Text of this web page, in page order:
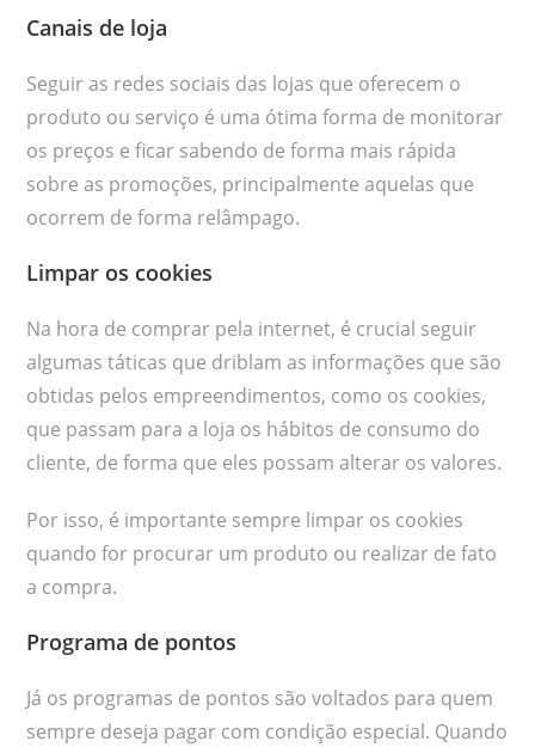
Canais de loja
Seguir as redes sociais das lojas que oferecem o
produto ou serviço é uma ótima forma de monitorar
os preços e ficar sabendo de forma mais rápida
sobre as promoções, principalmente aquelas que
ocorrem de forma relâmpago.
Limpar os cookies
Na hora de comprar pela internet, é crucial seguir
algumas táticas que driblam as informações que são
obtidas pelos empreendimentos, como os cookies,
que passam para a loja os hábitos de consumo do
cliente, de forma que eles possam alterar os valores.
Por isso, é importante sempre limpar os cookies
quando for procurar um produto ou realizar de fato
a compra.
Programa de pontos
Já os programas de pontos são voltados para quem
sempre deseja pagar com condição especial. Quando